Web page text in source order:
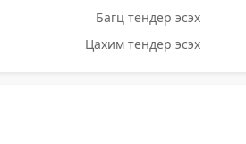
Багц тендер эсэх
Цахим тендер эсэх